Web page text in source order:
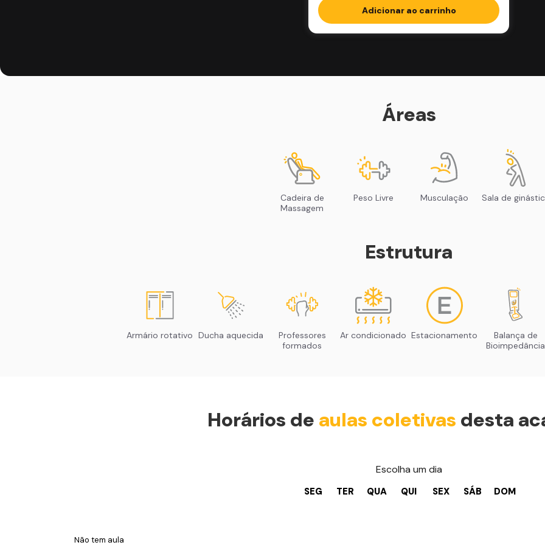
Adicionar ao carrinho
Áreas
Cadeira de
Massagem
Peso Livre Musculação Sala de
Estrutura
Armário rotativo Ducha aquecida
Professores
formados
Ar condicionado Estacionamento
Balança de
Bioimpedância
Horários de aulas coletivas desta
Escolha um dia
SEG TER QUA QUI SEX SÁB DOM
Não tem aula